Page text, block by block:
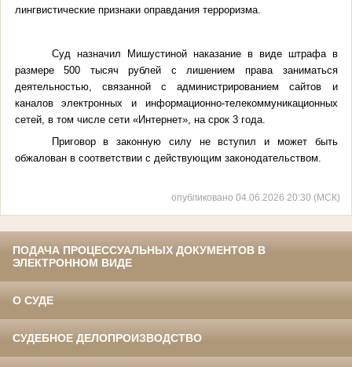
лингвистические признаки оправдания терроризма.
Суд назначил Мишустиной наказание в виде штрафа в
размере 500 тысяч рублей с лишением
права заниматься
деятельностью, связанной с администрированием сайтов и
каналов электронных и информационно-телекоммуникационных
сетей, в том числе сети «Интернет», на срок 3 года.
Приговор в законную силу не вступил и может быть
обжалован в соответствии с действующим законодательством.
опубликовано 04.06.2026 20:30 (МСК)
ПОДАЧА ПРОЦЕССУАЛЬНЫХ ДОКУМЕНТОВ В
ЭЛЕКТРОННОМ ВИДЕ
О СУДЕ
СУДЕБНОЕ ДЕЛОПРОИЗВОДСТВО